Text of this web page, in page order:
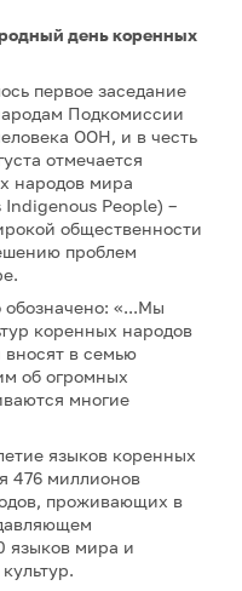
день коренных
первое заседание
Подкомиссии
ООН, и в честь
отмечается
народов мира
People) –
общественности
проблем
«...Мы
коренных народов
вносят в семью
об огромных
многие
языков коренных
476 миллионов
проживающих в
языков мира и